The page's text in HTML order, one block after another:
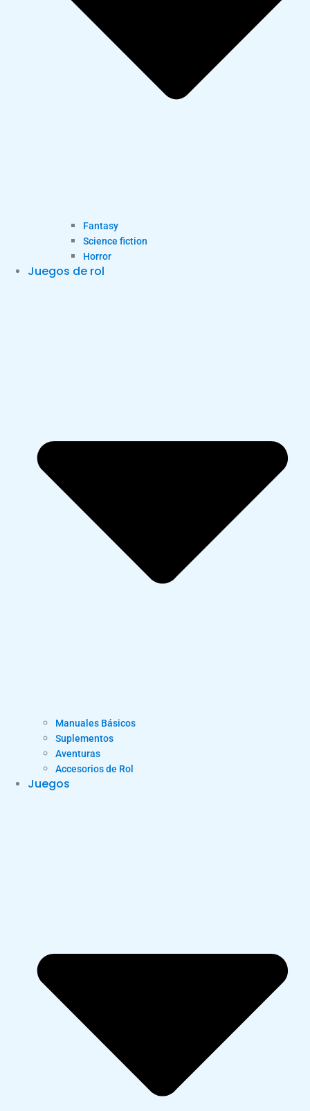
Fantasy
Science fiction
Horror
Juegos de rol
Manuales Básicos
Suplementos
Aventuras
Accesorios de Rol
Juegos